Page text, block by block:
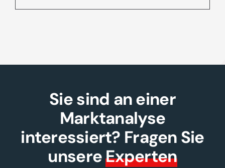
Sie sind an einer
Marktanalyse
interessiert? Fragen Sie
unsereExperten